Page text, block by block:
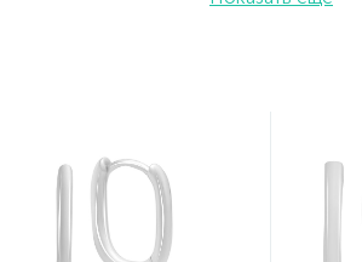
параметров.*Цвета изделий на сайте
незначительно отличаться от
особенностей цветопередачи экрана